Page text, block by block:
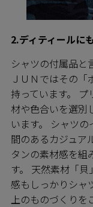
2.ディティールに
シャツの付属品と
ＪＵＮではその
持っています。
材や色合いを選別
います。 シャツ
間のあるカジュア
タンの素材感を組
す。 天然素材「
感もしっかりシャ
上のものづくりを